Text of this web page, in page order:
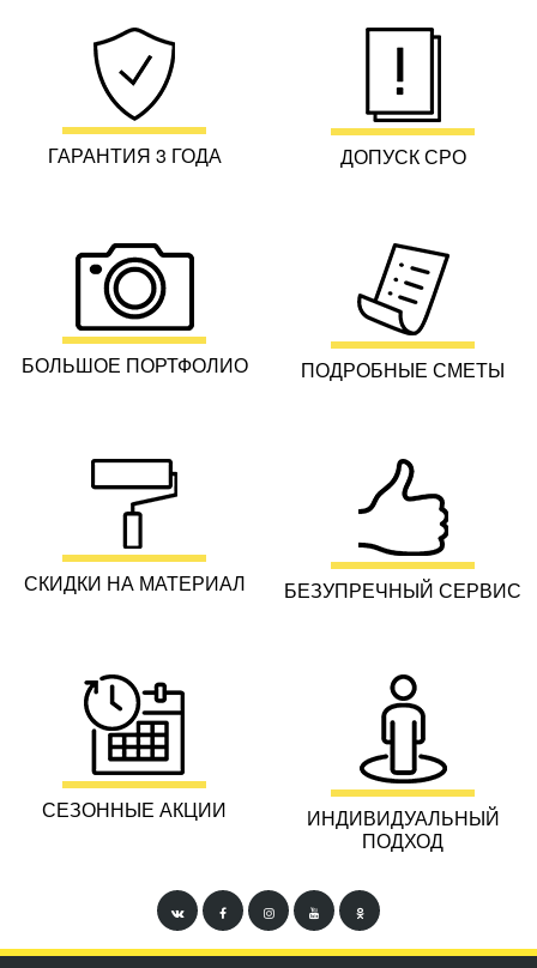
ГАРАНТИЯ 3 ГОДА ДОПУСК СРО
БОЛЬШОЕ ПОРТФОЛИО ПОДРОБНЫЕ СМЕТЫ
СКИДКИ НА МАТЕРИАЛ БЕЗУПРЕЧНЫЙ СЕРВИС
СЕЗОННЫЕ АКЦИИ
ИНДИВИДУАЛЬНЫЙ
ПОДХОД